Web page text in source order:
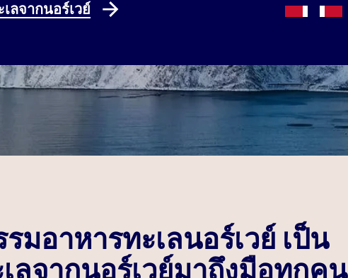
ลจากนอร์เวย์
มอาหารทะเลนอร์เวย์ เป็น
ลจากนอร์เวย์มาถึงมือทุกคน